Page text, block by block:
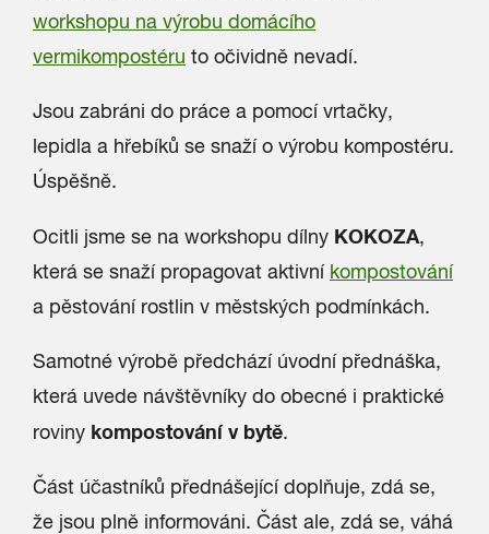
workshopu na výrobu domácího
vermikompostéru to očividně nevadí.
Jsou zabráni do práce a pomocí vrtačky,
lepidla a hřebíků se snaží o výrobu kompostéru.
Úspěšně.
Ocitli jsme se na workshopu dílny KOKOZA,
která se snaží propagovat aktivní kompostování
a pěstování rostlin v městských podmínkách.
Samotné výrobě předchází úvodní přednáška,
která uvede návštěvníky do obecné i praktické
roviny kompostování v bytě.
Část účastníků přednášející doplňuje, zdá se,
že jsou plně informováni. Část ale, zdá se, váhá